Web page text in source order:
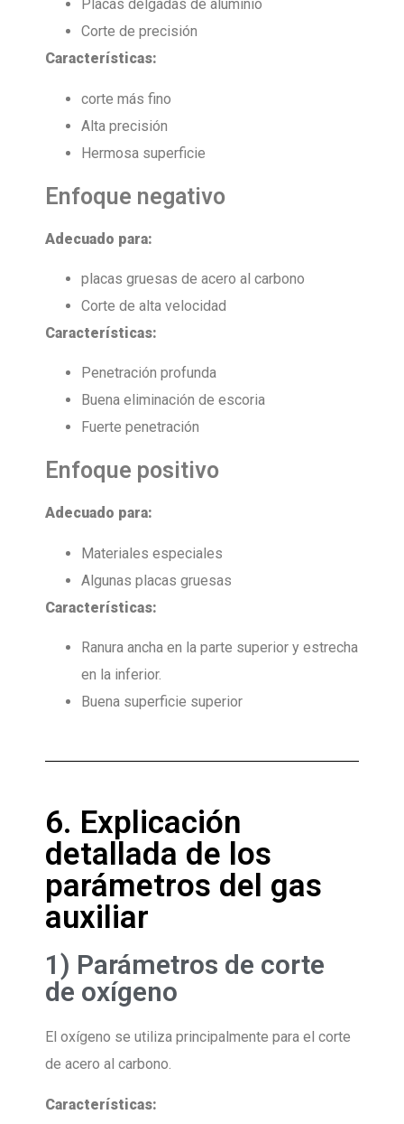
Placas delgadas de aluminio
Corte de precisión
Características:
corte más fino
Alta precisión
Hermosa superficie
Enfoque negativo
Adecuado para:
placas gruesas de acero al carbono
Corte de alta velocidad
Características:
Penetración profunda
Buena eliminación de escoria
Fuerte penetración
Enfoque positivo
Adecuado para:
Materiales especiales
Algunas placas gruesas
Características:
Ranura ancha en la parte superior y estrecha
en la inferior.
Buena superficie superior
6. Explicación
detallada de los
parámetros del gas
auxiliar
1) Parámetros de corte
de oxígeno
El oxígeno se utiliza principalmente para el corte
de acero al carbono.
Características: